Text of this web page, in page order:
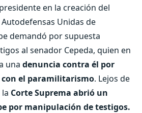
en la creación del
Unidas de
demandó por supuesta
al senador Cepeda, quien en
una denuncia contra él por
el paramilitarismo. Lejos de
Corte Suprema abrió un
por manipulación de testigos.